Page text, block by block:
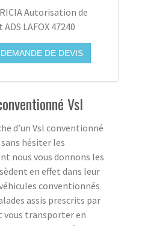
Autorisation de
LAFOX 47240
DE DEVIS
Vsl
d’un Vsl conventionné
hésiter les
nous vous donnons les
en effet dans leur
conventionnés
assis prescrits par
vous transporter en